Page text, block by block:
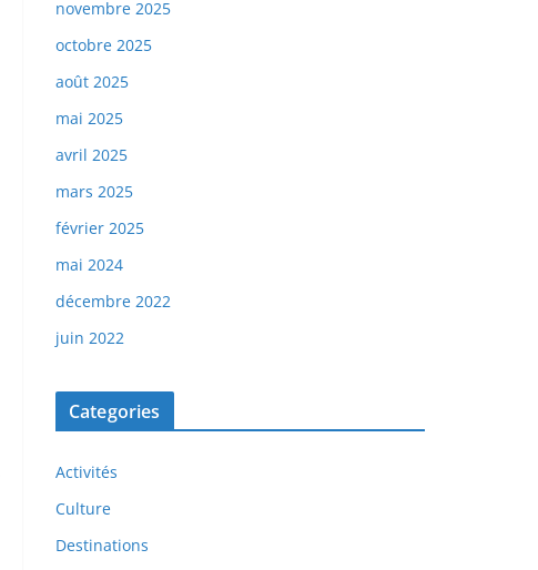
novembre 2025
octobre 2025
août 2025
mai 2025
avril 2025
mars 2025
février 2025
mai 2024
décembre 2022
juin 2022
Categories
Activités
Culture
Destinations